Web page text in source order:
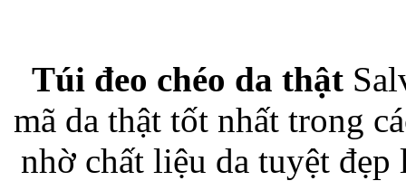
Bao da Samsung
Túi đeo chéo da thật
mã da thật tốt nhất trong
nhờ chất liệu da tuyệt đẹp